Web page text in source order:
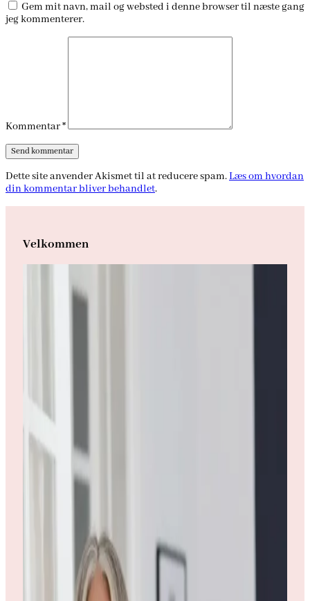
Gem mit navn, mail og websted i denne browser til næste gang
jeg kommenterer.
Kommentar*
Dette site anvender Akismet til at reducere spam.Læs om hvordan
din kommentar bliver behandlet.
Velkommen